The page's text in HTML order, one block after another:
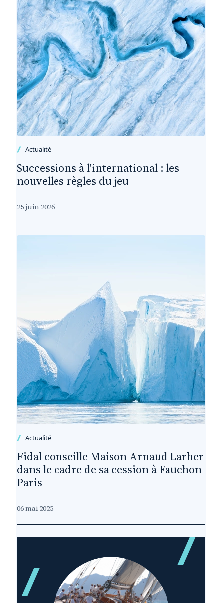
Actualité
Successions à l'international : les
nouvelles règles du jeu
25 juin 2026
Actualité
Fidal conseille Maison Arnaud Larher
dans le cadre de sa cession à Fauchon
Paris
06 mai 2025